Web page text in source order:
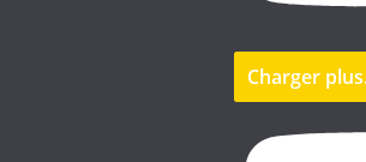
Charger